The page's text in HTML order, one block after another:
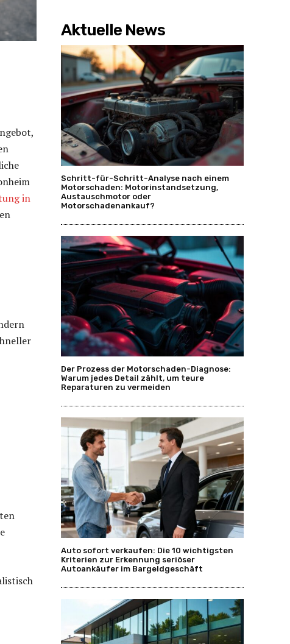
in
Aktuelle News
Schritt-für-Schritt-Analyse nach einem
Motorschaden: Motorinstandsetzung,
Austauschmotor oder
Motorschadenankauf?
Der Prozess der Motorschaden-Diagnose:
Warum jedes Detail zählt, um teure
Reparaturen zu vermeiden
Auto sofort verkaufen: Die 10 wichtigsten
Kriterien zur Erkennung seriöser
Autoankäufer im Bargeldgeschäft